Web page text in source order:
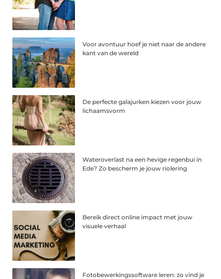
Voor avontuur hoef je niet naar de andere
kant van de wereld
De perfecte galajurken kiezen voor jouw
lichaamsvorm
Wateroverlast na een hevige regenbui in
Ede? Zo bescherm je jouw riolering
Bereik direct online impact met jouw
visuele verhaal
Fotobewerkingssoftware leren: zo vind je